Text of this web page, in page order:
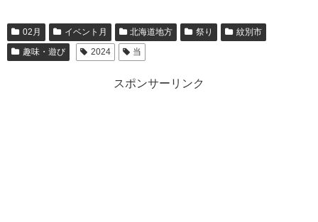
02月 イベント月 北海道地方 祭り
紋別市
趣味・遊び
2024 当
スポンサーリンク